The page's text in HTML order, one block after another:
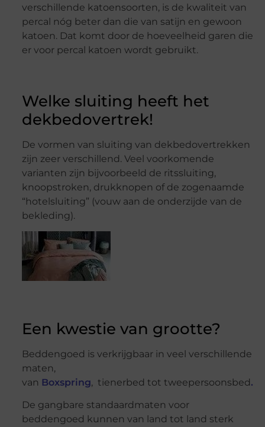
verschillende katoensoorten, is de kwaliteit van
percal nóg beter dan die van satijn en gewoon
katoen. Dat komt door de hoeveelheid garen die
er voor percal katoen wordt gebruikt.
Welke sluiting heeft het
dekbedovertrek!
De vormen van sluiting van dekbedovertrekken
zijn zeer verschillend. Veel voorkomende
varianten zijn bijvoorbeeld de ritssluiting,
knoopstroken, drukknopen of de zogenaamde
“hotelsluiting” (vouw aan de onderzijde van de
bekleding).
Een kwestie van grootte?
Beddengoed is verkrijgbaar in veel verschillende
maten,
van Boxspring, tienerbed tot tweepersoonsbed.
De gangbare standaardmaten voor
beddengoed kunnen van land tot land sterk